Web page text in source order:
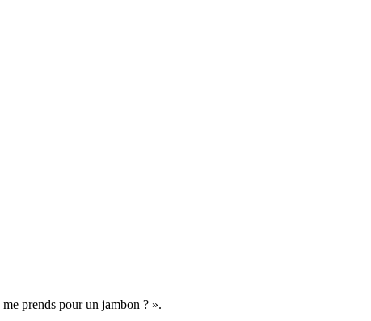
prends pour un jambon ? ».